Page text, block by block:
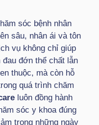
sóc bệnh nhân
sâu, nhân ái và tôn
vụ không chỉ giúp
đớn thể chất lẫn
thuộc, mà còn hỗ
quá trình chăm
luôn đồng hành
sóc y khoa đúng
trong những ngày